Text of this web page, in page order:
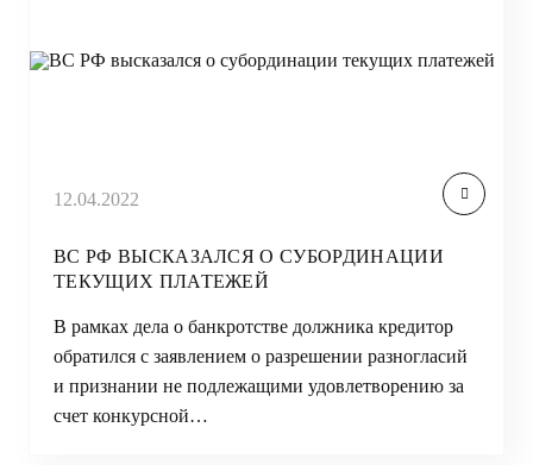
12.04.2022
ВС РФ ВЫСКАЗАЛСЯ О СУБОРДИНАЦИИ
ТЕКУЩИХ ПЛАТЕЖЕЙ
В рамках дела о банкротстве должника кредитор
обратился с заявлением о разрешении разногласий
и признании не подлежащими удовлетворению за
счет конкурсной…